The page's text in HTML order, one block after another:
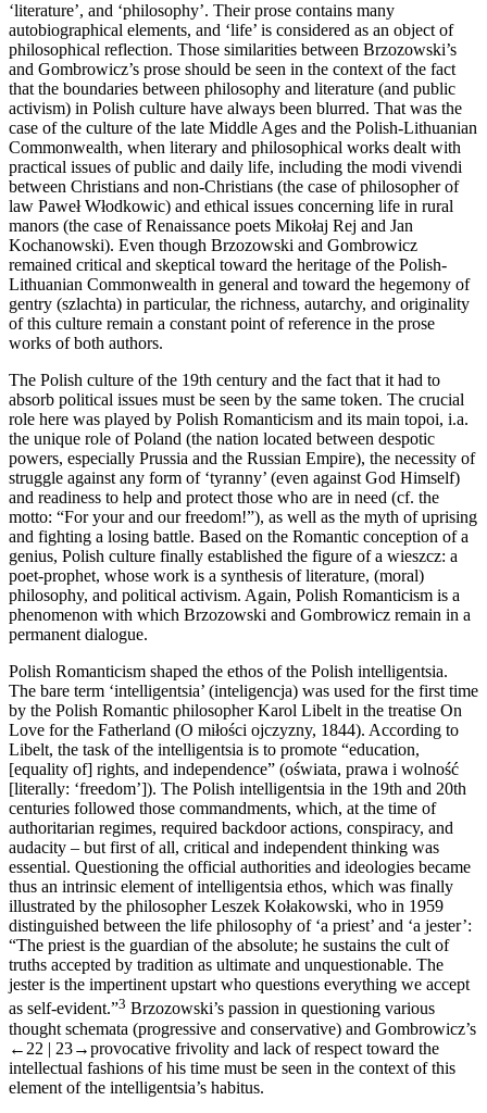
‘literature’, and ‘philosophy’. Their prose contains many
autobiographical elements, and ‘life’ is considered as an object of
philosophical reflection. Those similarities between Brzozowski’s
and Gombrowicz’s prose should be seen in the context of the fact
that the boundaries between philosophy and literature (and public
activism) in Polish culture have always been blurred. That was the
case of the culture of the late Middle Ages and the Polish-Lithuanian
Commonwealth, when literary and philosophical works dealt with
practical issues of public and daily life, including the modi vivendi
between Christians and non-Christians (the case of philosopher of
law Paweł Włodkowic) and ethical issues concerning life in rural
manors (the case of Renaissance poets Mikołaj Rej and Jan
Kochanowski). Even though Brzozowski and Gombrowicz
remained critical and skeptical toward the heritage of the Polish-
Lithuanian Commonwealth in general and toward the hegemony of
gentry (szlachta) in particular, the richness, autarchy, and originality
of this culture remain a constant point of reference in the prose
works of both authors.
The Polish culture of the 19th century and the fact that it had to
absorb political issues must be seen by the same token. The crucial
role here was played by Polish Romanticism and its main topoi, i.a.
the unique role of Poland (the nation located between despotic
powers, especially Prussia and the Russian Empire), the necessity of
struggle against any form of ‘tyranny’ (even against God Himself)
and readiness to help and protect those who are in need (cf. the
motto: “For your and our freedom!”), as well as the myth of uprising
and fighting a losing battle. Based on the Romantic conception of a
genius, Polish culture finally established the figure of a wieszcz: a
poet-prophet, whose work is a synthesis of literature, (moral)
philosophy, and political activism. Again, Polish Romanticism is a
phenomenon with which Brzozowski and Gombrowicz remain in a
permanent dialogue.
Polish Romanticism shaped the ethos of the Polish intelligentsia.
The bare term ‘intelligentsia’ (inteligencja) was used for the first time
by the Polish Romantic philosopher Karol Libelt in the treatise On
Love for the Fatherland (O miłości ojczyzny, 1844). According to
Libelt, the task of the intelligentsia is to promote “education,
[equality of] rights, and independence” (oświata, prawa i wolność
[literally: ‘freedom’]). The Polish intelligentsia in the 19th and 20th
centuries followed those commandments, which, at the time of
authoritarian regimes, required backdoor actions, conspiracy, and
audacity – but first of all, critical and independent thinking was
essential. Questioning the official authorities and ideologies became
thus an intrinsic element of intelligentsia ethos, which was finally
illustrated by the philosopher Leszek Kołakowski, who in 1959
distinguished between the life philosophy of ‘a priest’ and ‘a jester’:
“The priest is the guardian of the absolute; he sustains the cult of
truths accepted by tradition as ultimate and unquestionable. The
jester is the impertinent upstart who questions everything we accept
as self-evident.”3 Brzozowski’s passion in questioning various
thought schemata (progressive and conservative) and Gombrowicz’s
←22 | 23→provocative frivolity and lack of respect toward the
intellectual fashions of his time must be seen in the context of this
element of the intelligentsia’s habitus.